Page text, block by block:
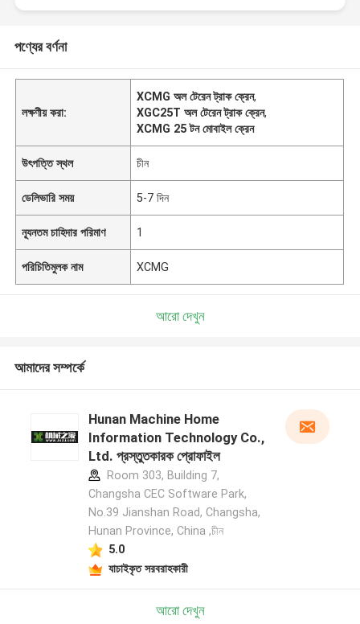
পণ্যের বর্ণনা
লক্ষণীয় করা:
XCMG অল টেরেন ট্রাক ক্রেন,
XGC25T অল টেরেন ট্রাক ক্রেন,
XCMG 25 টন মোবাইল ক্রেন
উৎপত্তি স্থল চীন
ডেলিভারি সময় 5-7 দিন
ন্যূনতম চাহিদার পরিমাণ 1
পরিচিতিমুলক নাম XCMG
আরো দেখুন
আমাদের সম্পর্কে
Hunan Machine Home
Information Technology Co.,
Ltd. প্রস্তুতকারক প্রোফাইল
Room 303, Building 7,
Changsha CEC Software Park,
No.39 Jianshan Road, Changsha,
Hunan Province, China ,চীন
5.0
যাচাইকৃত সরবরাহকারী
আরো দেখুন